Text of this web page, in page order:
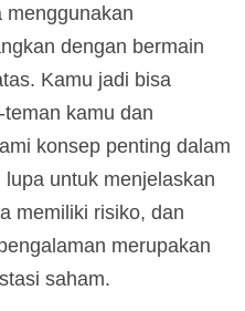
menggunakan
dengan bermain
Kamu jadi bisa
kamu dan
konsep penting dalam
untuk menjelaskan
memiliki risiko, dan
merupakan
saham.